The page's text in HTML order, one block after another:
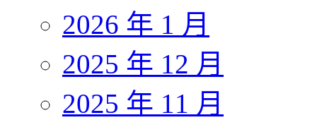
2026 年 1 月
2025 年 12 月
2025 年 11 月